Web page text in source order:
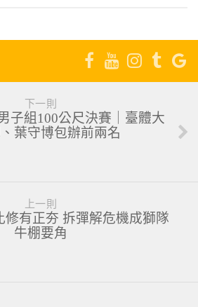
下一則
子組100公尺決賽｜臺體大
葉守博包辦前兩名
上一則
修有正夯 拆彈解危機成獅隊
牛棚要角